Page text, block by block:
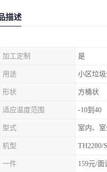
描述
加工定制 是
用途 小区垃
形状 方桶状
适应温度范围 -10到40
型式 室内、
机型 TH2280/
一件 159元/面